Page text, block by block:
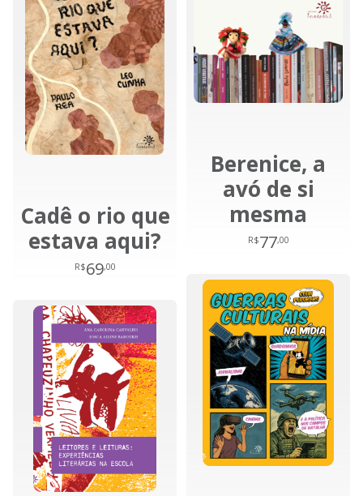
Berenice, a
avó de si
mesma
R$77,00
Cadê o rio que
estava aqui?
R$69,00